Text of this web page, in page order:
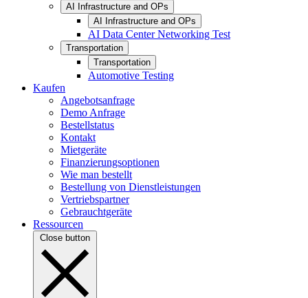
AI Infrastructure and OPs
AI Infrastructure and OPs
AI Data Center Networking Test
Transportation
Transportation
Automotive Testing
Kaufen
Angebotsanfrage
Demo Anfrage
Bestellstatus
Kontakt
Mietgeräte
Finanzierungsoptionen
Wie man bestellt
Bestellung von Dienstleistungen
Vertriebspartner
Gebrauchtgeräte
Ressourcen
Close button